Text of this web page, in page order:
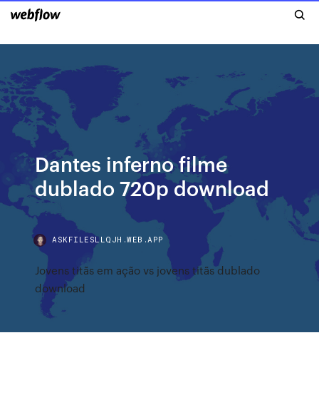
Dantes inferno filme
dublado 720p download
ASKFILESLLQJH.WEB.APP
Jovens titãs em ação vs jovens titãs dublado
download